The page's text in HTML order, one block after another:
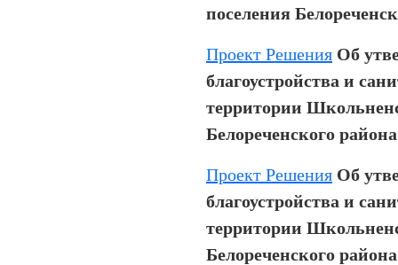
поселения
Проект Решения Об
благоустройства и
территории
Белореченского района
Проект Решения Об
благоустройства и
территории
Белореченского района